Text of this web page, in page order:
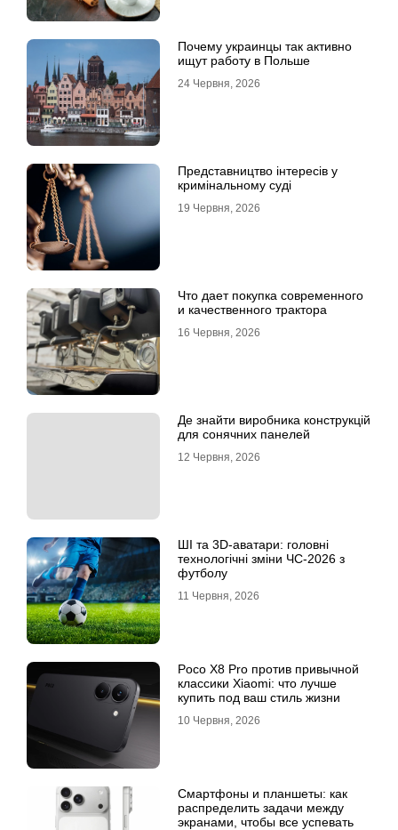
Почему украинцы так активно
ищут работу в Польше
24 Червня, 2026
Представництво інтересів у
кримінальному суді
19 Червня, 2026
Что дает покупка современного
и качественного трактора
16 Червня, 2026
Де знайти виробника конструкцій
для сонячних панелей
12 Червня, 2026
ШІ та 3D-аватари: головні
технологічні зміни ЧС-2026 з
футболу
11 Червня, 2026
Poco X8 Pro против привычной
классики Xiaomi: что лучше
купить под ваш стиль жизни
10 Червня, 2026
Смартфоны и планшеты: как
распределить задачи между
экранами, чтобы все успевать